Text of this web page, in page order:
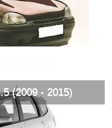
(2009 - 2015)